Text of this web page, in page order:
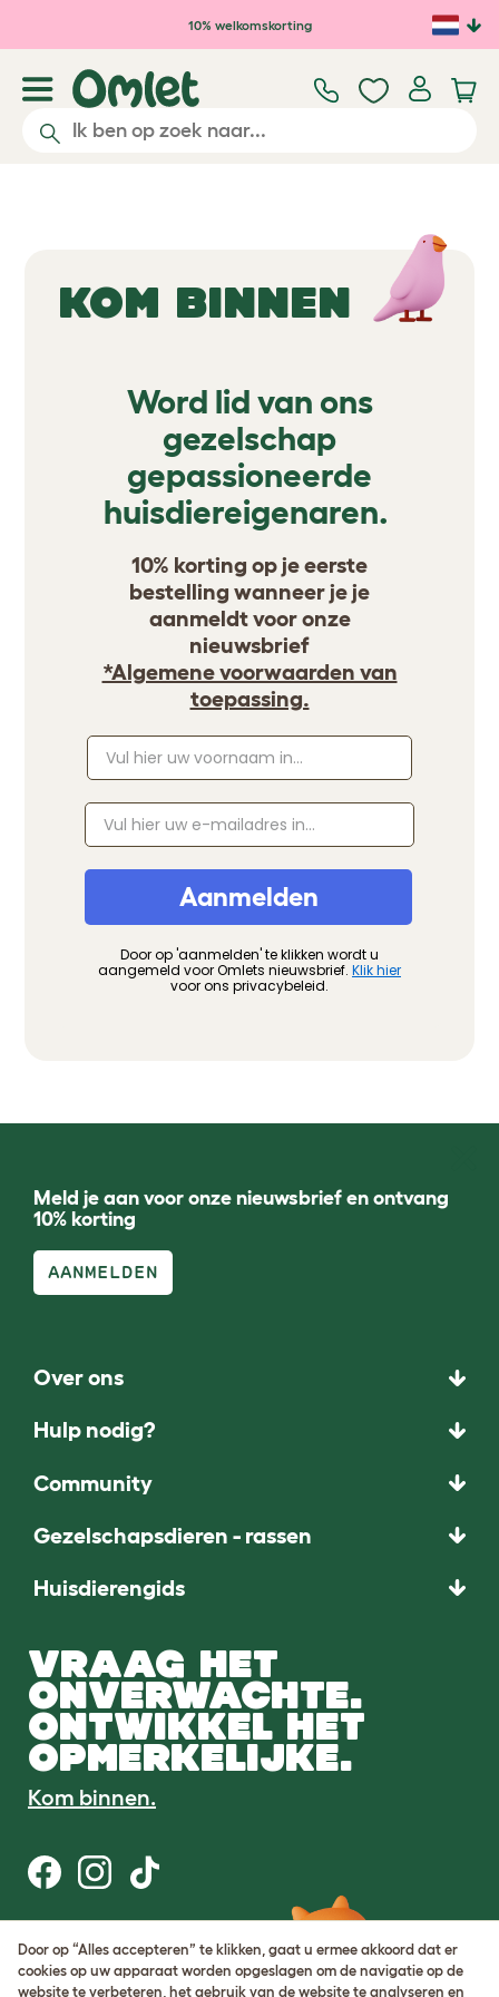
Ga naar de hoofdinhoud
10% welkomskorting
KOM BINNEN
Word lid van ons
gezelschap
gepassioneerde
huisdiereigenaren.
10% korting op je eerste
bestelling wanneer je je
aanmeldt voor onze
nieuwsbrief
*Algemene voorwaarden van
toepassing.
Aanmelden
Door op 'aanmelden' te klikken wordt u
aangemeld voor Omlets nieuwsbrief. Klik hier
voor ons privacybeleid.
Meld je aan voor onze nieuwsbrief en ontvang
10% korting
AANMELDEN
Over ons
Hulp nodig?
Community
Gezelschapsdieren - rassen
Huisdierengids
VRAAG HET
ONVERWACHTE.
ONTWIKKEL HET
OPMERKELIJKE.
Kom binnen.
Gebruiksvoorwaarden
Cookie & privacybeleid
Cookie Settings
Door op “Alles accepteren” te klikken, gaat u ermee akkoord dat er
cookies op uw apparaat worden opgeslagen om de navigatie op de
website te verbeteren, het gebruik van de website te analyseren en